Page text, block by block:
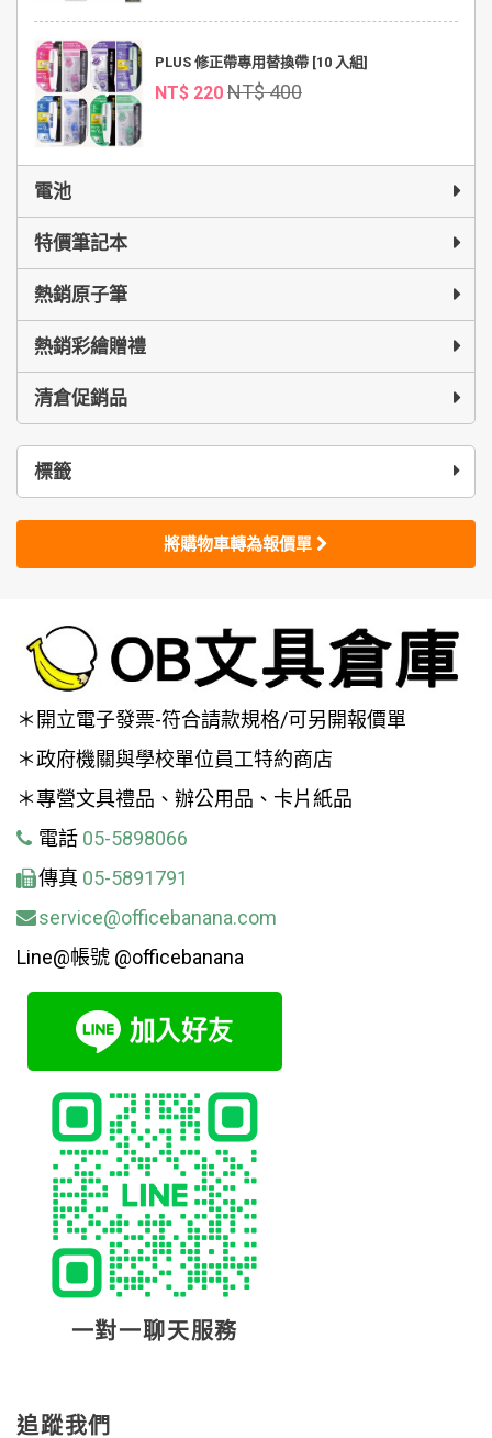
PLUS 修正帶專用替換帶 [10 入組]
NT$ 220 NT$ 400
電池
特價筆記本
熱銷原子筆
熱銷彩繪贈禮
清倉促銷品
標籤
將購物車轉為報價單
＊開立電子發票-符合請款規格/可另開報價單
＊政府機關與學校單位員工特約商店
＊專營文具禮品、辦公用品、卡片紙品
電話 05-5898066
傳真 05-5891791
service@officebanana.com
Line@帳號 @officebanana
一對一聊天服務
追蹤我們